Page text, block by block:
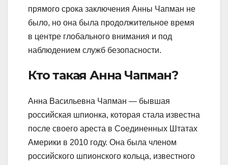
прямого срока заключения Анны Чапман не
было, но она была продолжительное время
в центре глобального внимания и под
наблюдением служб безопасности.
Кто такая Анна Чапман?
Анна Васильевна Чапман — бывшая
российская шпионка, которая стала известна
после своего ареста в Соединенных Штатах
Америки в 2010 году. Она была членом
российского шпионского кольца, известного